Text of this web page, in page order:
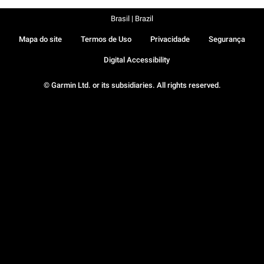
© Garmin Ltd. or its subsidiaries. All rights reserved.
Mapa do site Termos de Uso Privacidade Segurança
Digital Accessibility
Brasil | Brazil